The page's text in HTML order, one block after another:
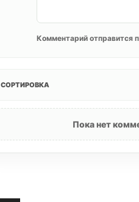
Комментарий отправится
СОРТИРОВКА
Пока нет